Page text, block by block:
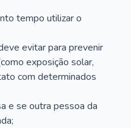
tempo utilizar o
evitar para prevenir
exposição solar,
com determinados
e se outra pessoa da